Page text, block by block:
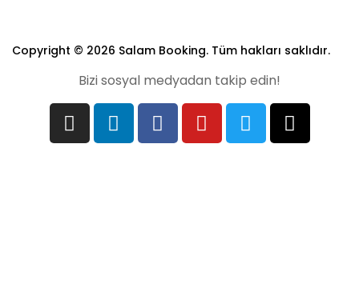
Copyright © 2026 Salam Booking. Tüm hakları saklıdır.
Bizi sosyal medyadan takip edin!